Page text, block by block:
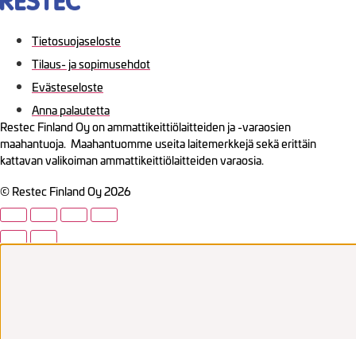
Tietosuojaseloste
Tilaus- ja sopimusehdot
Evästeseloste
Anna palautetta
Restec Finland Oy on ammattikeittiölaitteiden ja -varaosien
maahantuoja. Maahantuomme useita laitemerkkejä sekä erittäin
kattavan valikoiman ammattikeittiölaitteiden varaosia.
© Restec Finland Oy 2026